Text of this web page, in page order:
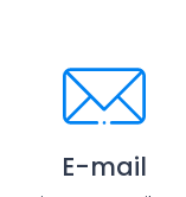
E-mail